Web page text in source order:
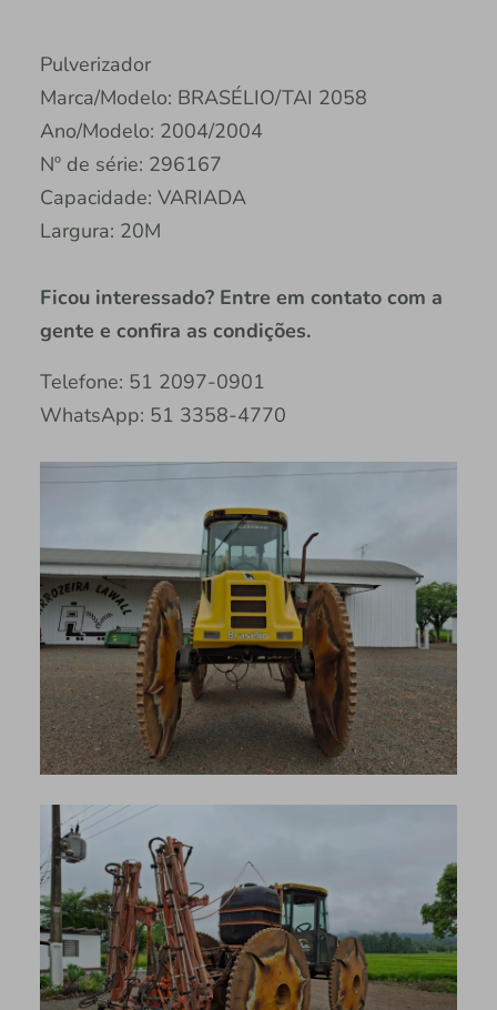
Pulverizador
Marca/Modelo: BRASÉLIO/TAI 2058
Ano/Modelo: 2004/2004
Nº de série: 296167 ⠀
Capacidade: VARIADA ⠀
Largura: 20M ⠀
Ficou interessado? Entre em contato com a
gente e confira as condições.
Telefone: 51 2097-0901
WhatsApp: 51 3358-4770